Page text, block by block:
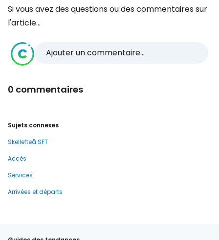
Si vous avez des questions ou des commentaires sur
l'article...
Ajouter un commentaire...
0 commentaires
Sujets connexes
Skellefteå SFT
Accès
Services
Arrivées et départs